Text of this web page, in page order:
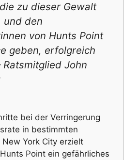
zu dieser Gewalt
und den
von Hunts Point
geben, erfolgreich
Ratsmitglied John
bei der Verringerung
in bestimmten
York City erzielt
Point ein gefährliches